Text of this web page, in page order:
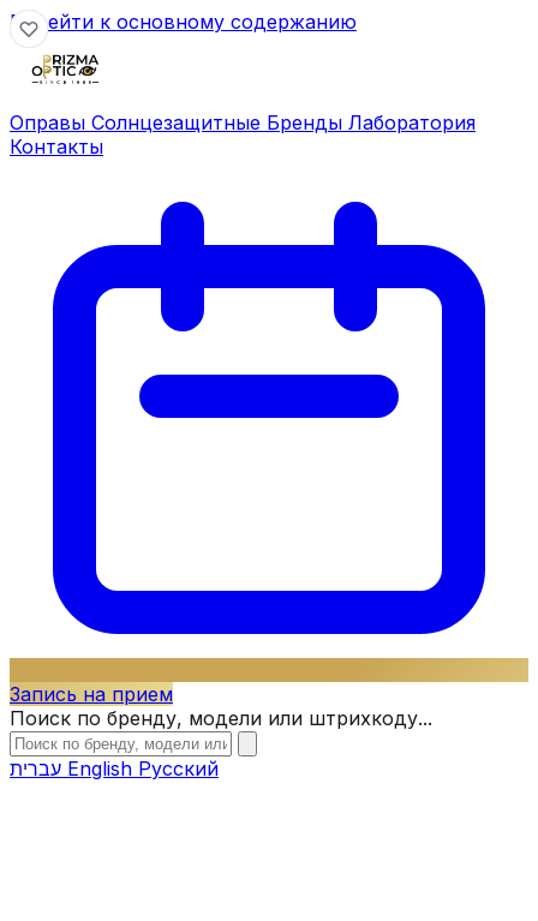
Перейти к основному содержанию
Оправы Солнцезащитные Бренды Лаборатория
Контакты
Запись на прием
Поиск по бренду, модели или штрихкоду...
English Русский